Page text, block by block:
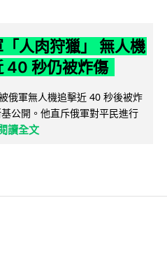
人肉狩獵」 無人機
40 秒仍被炸傷
俄軍無人機追擊近 40 秒後被炸
公開。他直斥俄軍對平民進行
閱讀全文